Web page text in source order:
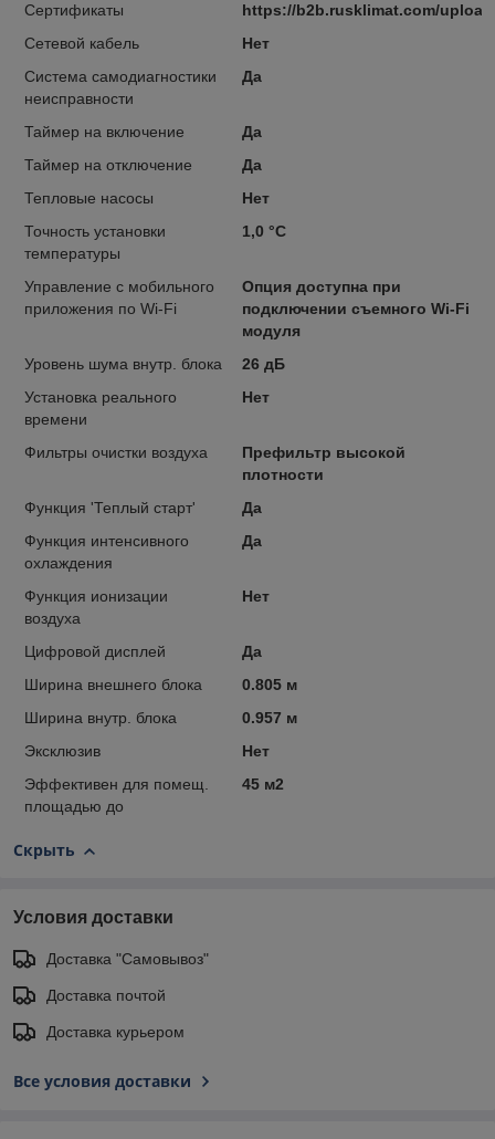
Сертификаты
https://b2b.rusklimat.com/
Сетевой кабель
Нет
Система самодиагностики
неисправности
Да
Таймер на включение
Да
Таймер на отключение
Да
Тепловые насосы
Нет
Точность установки
температуры
1,0 °С
Управление c мобильного
приложения по Wi-Fi
Опция доступна при
подключении съемного Wi-Fi
модуля
Уровень шума внутр. блока
26 дБ
Установка реального
времени
Нет
Фильтры очистки воздуха
Префильтр высокой
плотности
Функция 'Теплый старт'
Да
Функция интенсивного
охлаждения
Да
Функция ионизации
воздуха
Нет
Цифровой дисплей
Да
Ширина внешнего блока
0.805 м
Ширина внутр. блока
0.957 м
Эксклюзив
Нет
Эффективен для помещ.
площадью до
45 м2
Скрыть
Условия доставки
Доставка "Самовывоз"
Доставка почтой
Доставка курьером
Все условия доставки